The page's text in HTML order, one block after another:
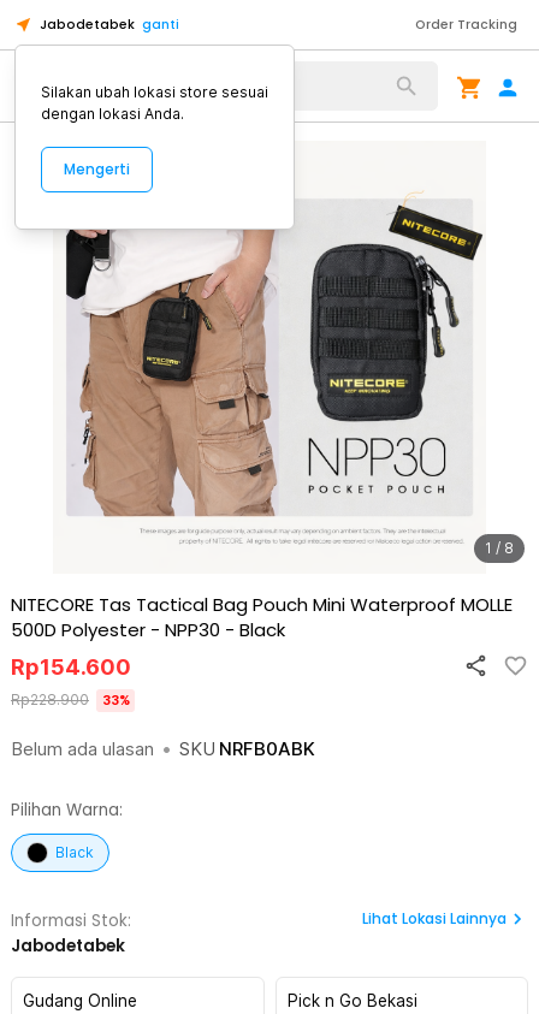
Jabodetabek ganti Order Tracking
Alat Kopi
1 / 8
NITECORE Tas Tactical Bag Pouch Mini Waterproof MOLLE
500D Polyester - NPP30 - Black
Belum ada ulasan • SKU NRFB0ABK
Rp154.600
Rp228.900 33%
Pilihan Warna:
Black
Informasi Stok:
Jabodetabek
Lihat Lokasi Lainnya
Gudang Online Pick n Go Bekasi
Silakan ubah lokasi store sesuai
dengan lokasi Anda.
Mengerti